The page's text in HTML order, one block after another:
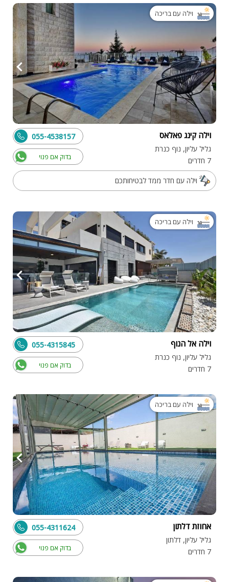
וילה עם בריכה
וילה קינג פאלאס
גליל עליון, נוף כנרת
7 חדרים
בדוק אם פנוי
055-4538157
וילה עם חדר ממד לבטיחותכם
וילה עם בריכה
וילה אל הנוף
גליל עליון, נוף כנרת
7 חדרים
בדוק אם פנוי
055-4315845
וילה עם בריכה
אחוזת דלתון
גליל עליון, דלתון
7 חדרים
בדוק אם פנוי
055-4311624